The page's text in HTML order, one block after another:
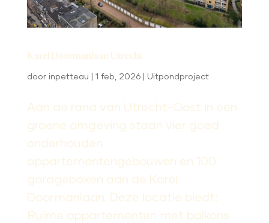
Karel Doormanlaan Utrecht
door inpetteau | 1 feb, 2026| Uitpondproject
Aan de rand van Utrecht-Oost in een
groene omgeving staan vier goed
onderhouden
appartementengebouwen en 100
garageboxen aan de Karel
Doormanlaan. Deze locatie biedt:
Ruime appartementen met balkons